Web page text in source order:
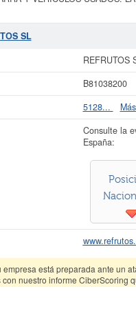
el 13/12/1994. Se clasifica
REFRUTOS SLse
total de 10 empleados en
rango de capital social de 3.100
más datos de la empresa
los resultados de sus años
La última
SL
REFRUTOS
B81038200
5128...
Consulte la
España:
empresa está preparada ante un
nuestro informe CiberScoring